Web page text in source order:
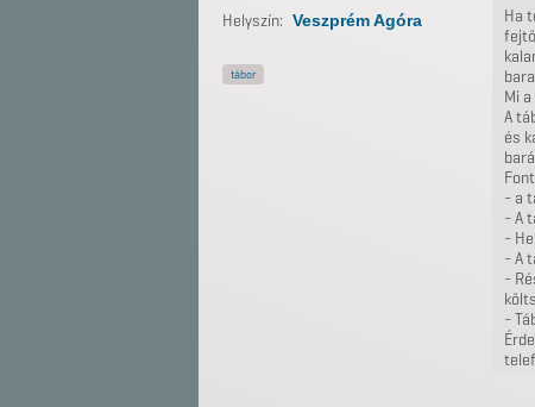
Ha
Mi
A
és
- a
- A
-
- A
-
-
Helyszín: Veszprém Agóra
tábor